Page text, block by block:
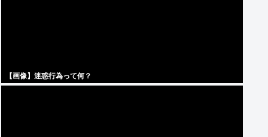
【画像】迷惑行為って何？